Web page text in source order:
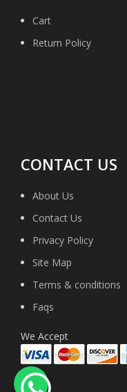
Cart
Return Policy
CONTACT US
About Us
Contact Us
Privacy Policy
Site Map
Terms & conditions
Faqs
We Accept